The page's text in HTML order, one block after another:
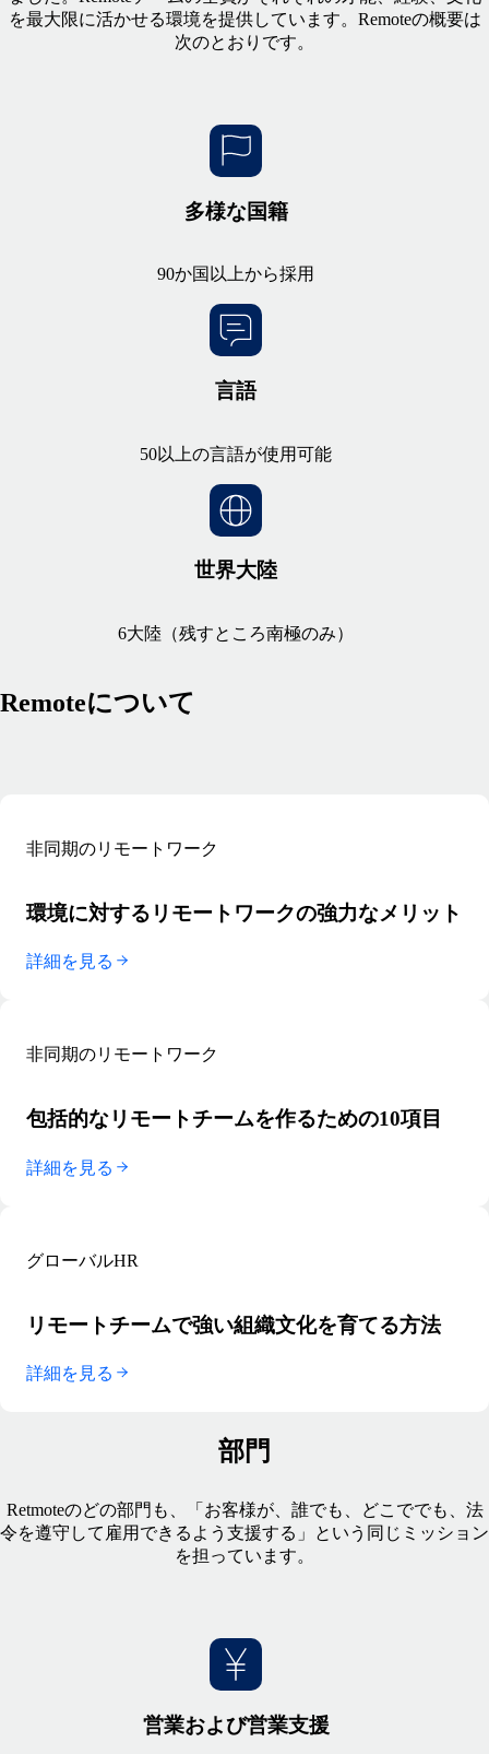
を最大限に活かせる環境を提供しています。Remoteの概要は
次のとおりです。
多様な国籍
90か国以上から採用
言語
50以上の言語が使用可能
世界大陸
6大陸（残すところ南極のみ）
Remoteについて
非同期のリモートワーク
環境に対するリモートワークの強力なメリット
詳細を見る
非同期のリモートワーク
包括的なリモートチームを作るための10項目
詳細を見る
グローバルHR
リモートチームで強い組織文化を育てる方法
詳細を見る
部門
Retmoteのどの部門も、「お客様が、誰でも、どこででも、法
令を遵守して雇用できるよう支援する」という同じミッション
を担っています。
営業および営業支援